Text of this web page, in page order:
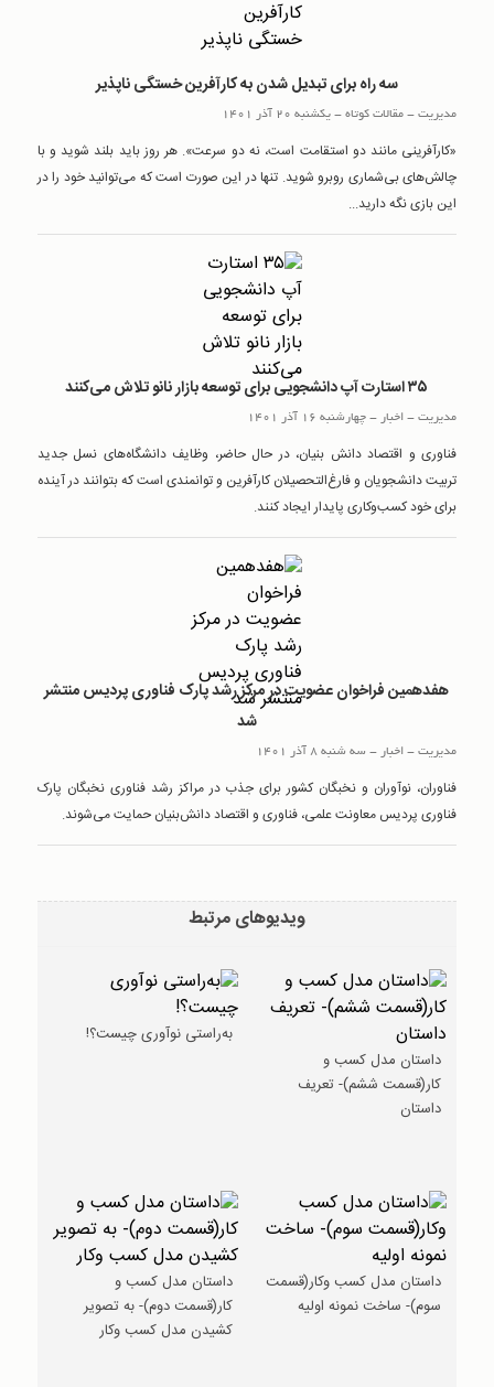
سه راه برای تبدیل شدن به کارآفرین خستگی ناپذیر
مدیریت-مقالات کوتاه-یکشنبه 20 آذر 1401
«کارآفرینی مانند دو استقامت است، نه دو سرعت». هر روز باید بلند شوید و با
چالش‌های بی‌شماری روبرو شوید. تنها در این صورت است که می‌توانید خود را در
این بازی نگه دارید...
۳۵ استارت آپ دانشجویی برای توسعه بازار نانو تلاش می‌کنند
مدیریت-اخبار -چهارشنبه 16 آذر 1401
فناوری و اقتصاد دانش بنیان، در حال حاضر، وظایف دانشگاه‌های نسل جدید
تربیت دانشجویان و فارغ‌التحصیلان کارآفرین و توانمندی است که بتوانند در آینده
برای خود کسب‌وکاری پایدار ایجاد کنند.
هفدهمین فراخوان عضویت در مرکز رشد پارک فناوری پردیس منتشر
شد
مدیریت-اخبار - سه شنبه 8 آذر 1401
فناوران، نوآوران و نخبگان کشور برای جذب در مراکز رشد فناوری نخبگان پارک
فناوری پردیس معاونت علمی، فناوری و اقتصاد دانش‌بنیان حمایت می‌شوند.
ویدیوهای مرتبط
داستان مدل کسب و
کار(قسمت ششم)- تعریف
داستان
به‌راستی نوآوری چیست؟!
داستان مدل کسب وکار(قسمت
سوم)- ساخت نمونه اولیه
داستان مدل کسب و
کار(قسمت دوم)- به تصویر
کشیدن مدل کسب وکار